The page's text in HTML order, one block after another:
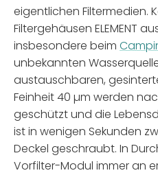
eigentlichen Filtermedien.
Filtergehäusen ELEMENT
insbesondere beim
unbekannten
austauschbaren,
Feinheit 40 µm werden
geschützt und die
ist in wenigen Sekunden
Deckel geschraubt. In
Vorfilter-Modul immer an